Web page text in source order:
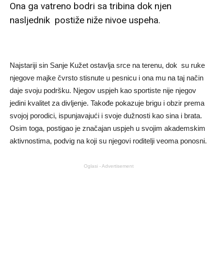
Ona ga vatreno bodri sa tribina dok njen
nasljednik postiže niže nivoe uspeha.
Najstariji sin Sanje Kužet ostavlja srce na terenu, dok su ruke
njegove majke čvrsto stisnute u pesnicu i ona mu na taj način
daje svoju podršku. Njegov uspjeh kao sportiste nije njegov
jedini kvalitet za divljenje. Takođe pokazuje brigu i obzir prema
svojoj porodici, ispunjavajući i svoje dužnosti kao sina i brata.
Osim toga, postigao je značajan uspjeh u svojim akademskim
aktivnostima, podvig na koji su njegovi roditelji veoma ponosni.
Oglasi - Advertisement